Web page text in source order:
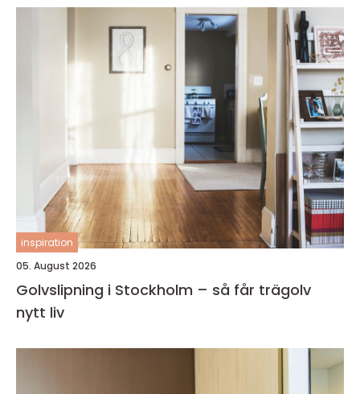
inspiration
05. August 2026
Golvslipning i Stockholm – så får trägolv
nytt liv